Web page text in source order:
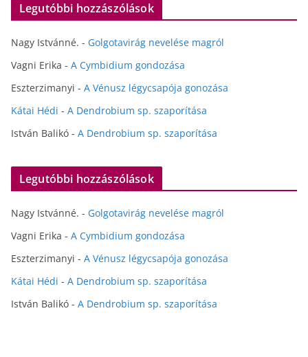
Legutóbbi hozzászólások
Nagy Istvánné. - Golgotavirág nevelése magról
Vagni Erika - A Cymbidium gondozása
Eszterzimanyi - A Vénusz légycsapója gonozása
Kátai Hédi - A Dendrobium sp. szaporítása
István Balikó - A Dendrobium sp. szaporítása
Legutóbbi hozzászólások
Nagy Istvánné. - Golgotavirág nevelése magról
Vagni Erika - A Cymbidium gondozása
Eszterzimanyi - A Vénusz légycsapója gonozása
Kátai Hédi - A Dendrobium sp. szaporítása
István Balikó - A Dendrobium sp. szaporítása